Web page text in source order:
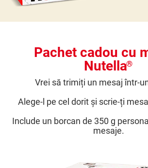
Pachet cadou cu
Nutella®
Vrei să trimiți un mesaj într-
Alege-l pe cel dorit și scrie-ți
Include un borcan de 350 g
mesaje.